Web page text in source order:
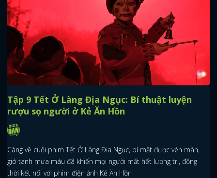
Tập 9 Tết Ở Làng Địa Ngục: Bí thuật luyện
rượu sọ người ở Kẻ Ăn Hồn
Càng về cuối phim Tết Ở Làng Địa Ngục, bí mật được vén màn,
gió tanh mưa máu đã khiến mọi người mất hết lương tri, đồng
thời kết nối với phim điện ảnh Kẻ Ăn Hồn